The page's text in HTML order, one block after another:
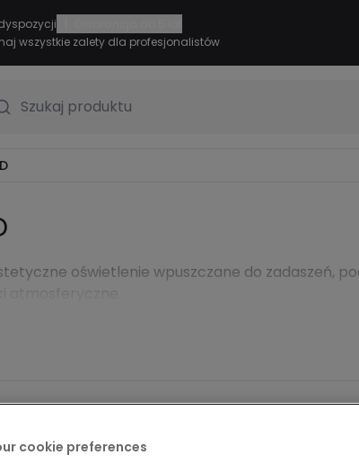
wszystkie zalety dla profesjonalistów
Szukaj produktu
oświetlenie wpuszczane do zadaszeń,
cookie preferences